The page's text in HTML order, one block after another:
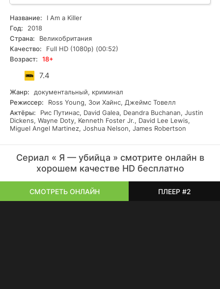
просьбы описания. Ниже приведен готовый текст,
сохраняющий ожидаемый объем.
Название:
I Am a Killer
Год:
2018
Страна:
Великобритания
Качество:
Full HD (1080p) (00:52)
Возраст:
18+
7.4
Жанр:
документальный, криминал
Режиссер:
Ross Young, Зои Хайнс, Джеймс Товелл
Актёры:
Рис Путинас, David Galea, Deandra Buchanan, Justin
Dickens, Wayne Doty, Kenneth Foster Jr., David Lee Lewis,
Miguel Angel Martinez, Joshua Nelson, James Robertson
Сериал « Я — убийца » смотрите онлайн в
хорошем качестве HD бесплатно
СМОТРЕТЬ ОНЛАЙН ПЛЕЕР #2